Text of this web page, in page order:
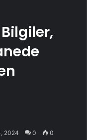
2024 0 0